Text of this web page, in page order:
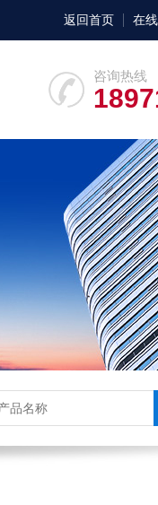
返回首页 在
咨询热线